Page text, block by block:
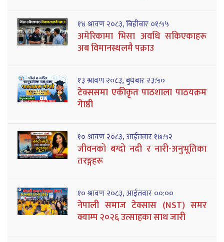
१४ श्रावण २०८३, बिहीबार ०१:५५
अमेरिकामा भिसा अवधि सकिएकाहरू
अब विमानस्थलमै पक्राउ
१३ श्रावण २०८३, बुधबार २३:५०
टेक्ससमा एकीकृत पाठशाला पाठयक्रम
गेाष्ठी
१० श्रावण २०८३, आईतवार १७:५२
जीवनको बग्दो नदी र नारी-अनुभूतिका
तरङ्गहरू
१० श्रावण २०८३, आईतवार ००:००
नेपाली समाज टेक्सास (NST) समर
क्याम्प २०२६ उत्साहका साथ जारी